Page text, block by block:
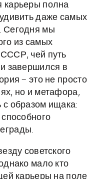
карьеры полна
даже самых
Сегодня мы
из самых
чей путь
завершился в
– это не просто
но и метафора,
с образом ищака:
советского
мало кто
карьеры на поле